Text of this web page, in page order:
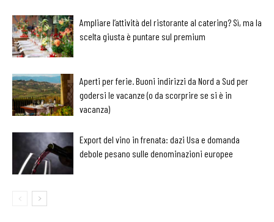
Ampliare l’attività del ristorante al catering? Sì, ma la
scelta giusta è puntare sul premium
Aperti per ferie. Buoni indirizzi da Nord a Sud per
godersi le vacanze (o da scorprire se si è in
vacanza)
Export del vino in frenata: dazi Usa e domanda
debole pesano sulle denominazioni europee